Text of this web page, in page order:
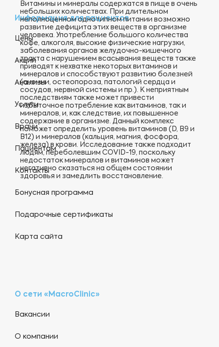
Витамины и минералы содержатся в пище в очень
небольших количествах. При длительном
неполноценном однотипном питании возможно
развитие дефицита этих веществ в организме
человека. Употребление большого количества
кофе, алкоголя, высокие физические нагрузки,
заболевания органов желудочно-кишечного
тракта с нарушением всасывания веществ также
приводят к нехватке некоторых витаминов и
минералов и способствуют развитию болезней
(анемии, остеопороза, патологий сердца и
сосудов, нервной системы и пр.). К неприятным
последствиям также может привести
избыточное потребление как витаминов, так и
минералов, и, как следствие, их повышенное
содержание в организме. Данный комплекс
поможет определить уровень витаминов (D, В9 и
В12) и минералов (кальция, магния, фосфора,
железа) в крови. Исследование также подходит
людям, переболевшим COVID-19, поскольку
недостаток минералов и витаминов может
негативно сказаться на общем состоянии
здоровья и замедлить восстановление.
Информация для пациентов
Цены
Акции
Анализы
Услуги
Врачи
Пациентам
Контакты
Бонусная программа
Подарочные сертификаты
Карта сайта
О сети «MacroClinic»
Вакансии
О компании